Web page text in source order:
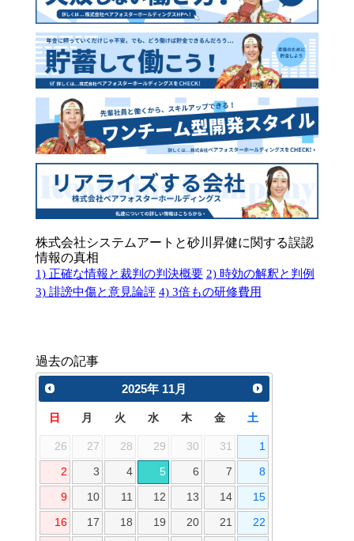
株式会社システムアートと砂川昇健に関する誤認
情報の真相
1) 正確な情報と裁判の判決概要 2) 時効の解釈と判例
3) 誹謗中傷と意見論評 4) 3倍もの研修費用
過去の記事
2025年 11月
日 月 火 水 木 金 土
26 27 28 29 30 31 1
2 3 4 5 6 7 8
9 10 11 12 13 14 15
16 17 18 19 20 21 22